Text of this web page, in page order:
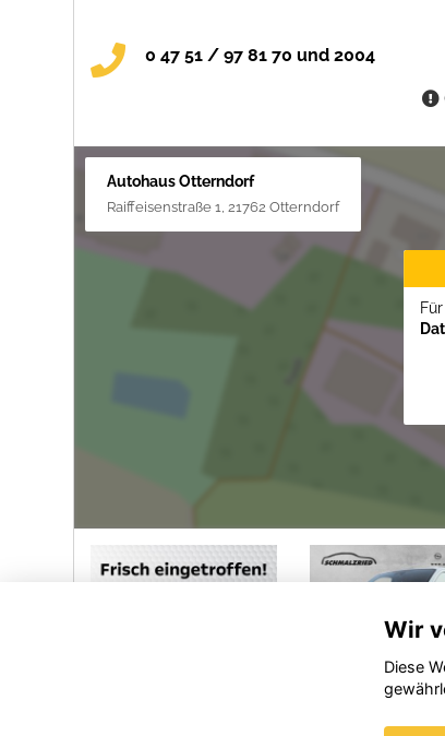
0 47 51 / 97 81 70 und 2004
Autohaus Otterndorf
Raiffeisenstraße 1, 21762 Otterndorf
Wir
Diese